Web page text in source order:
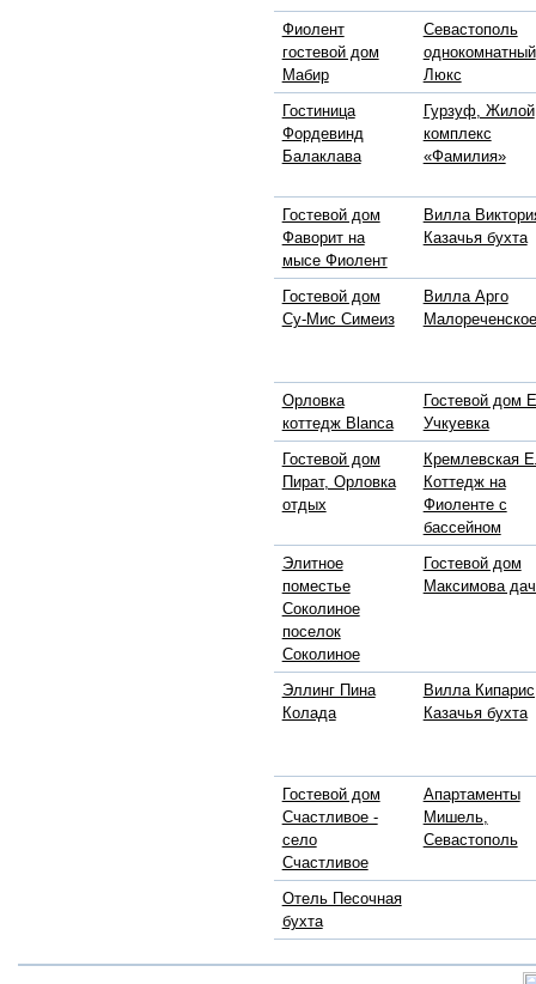
Фиолент
гостевой дом
Мабир
Севастополь
однокомнатный
Люкс
Гостиница
Фордевинд
Балаклава
Гурзуф, Жилой
комплекс
«Фамилия»
Гостевой дом
Фаворит на
мысе Фиолент
Вилла
Казачья бухта
Гостевой дом
Су-Мис Симеиз
Вилла Арго
Малореченское
Орловка
коттедж Blanca
Гостевой дом
Учкуевка
Гостевой дом
Пират, Орловка
отдых
Кремлевская
Коттедж на
Фиоленте с
бассейном
Элитное
поместье
Соколиное
поселок
Соколиное
Гостевой дом
Максимова
Эллинг Пина
Колада
Вилла
Казачья бухта
Гостевой дом
Счастливое -
село
Счастливое
Апартаменты
Мишель,
Севастополь
Отель Песочная
бухта